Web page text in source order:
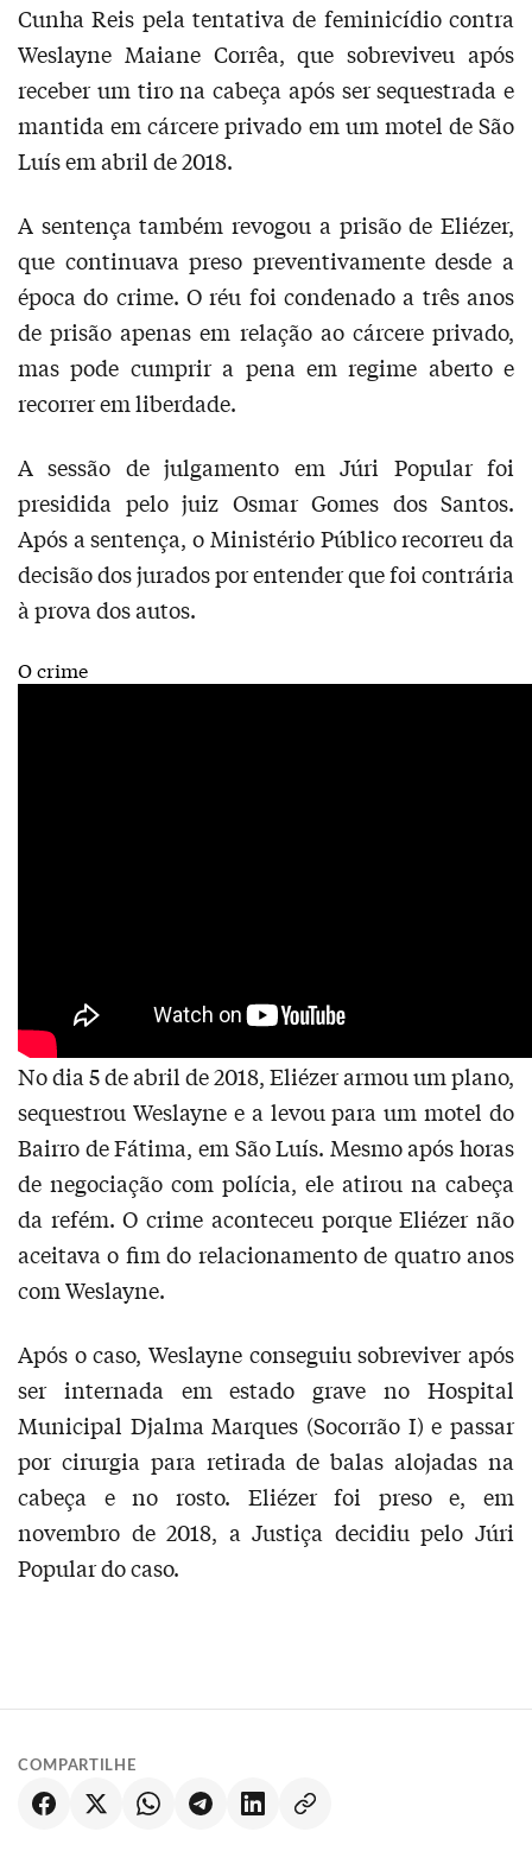
Cunha Reis pela tentativa de feminicídio contra
Weslayne Maiane Corrêa, que sobreviveu após
receber um tiro na cabeça após ser sequestrada e
mantida em cárcere privado em um motel de São
Luís em abril de 2018.
A sentença também revogou a prisão de Eliézer,
que continuava preso preventivamente desde a
época do crime. O réu foi condenado a três anos
de prisão apenas em relação ao cárcere privado,
mas pode cumprir a pena em regime aberto e
recorrer em liberdade.
A sessão de julgamento em Júri Popular foi
presidida pelo juiz Osmar Gomes dos Santos.
Após a sentença, o Ministério Público recorreu da
decisão dos jurados por entender que foi contrária
à prova dos autos.
O crime
No dia 5 de abril de 2018, Eliézer armou um plano,
sequestrou Weslayne e a levou para um motel do
Bairro de Fátima, em São Luís. Mesmo após horas
de negociação com polícia, ele atirou na cabeça
da refém. O crime aconteceu porque Eliézer não
aceitava o fim do relacionamento de quatro anos
com Weslayne.
Após o caso, Weslayne conseguiu sobreviver após
ser internada em estado grave no Hospital
Municipal Djalma Marques (Socorrão I) e passar
por cirurgia para retirada de balas alojadas na
cabeça e no rosto. Eliézer foi preso e, em
novembro de 2018, a Justiça decidiu pelo Júri
Popular do caso.
COMPARTILHE